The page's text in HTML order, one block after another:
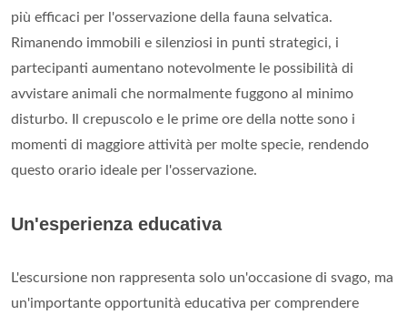
più efficaci per l'osservazione della fauna selvatica.
Rimanendo immobili e silenziosi in punti strategici, i
partecipanti aumentano notevolmente le possibilità di
avvistare animali che normalmente fuggono al minimo
disturbo. Il crepuscolo e le prime ore della notte sono i
momenti di maggiore attività per molte specie, rendendo
questo orario ideale per l'osservazione.
Un'esperienza educativa
L'escursione non rappresenta solo un'occasione di svago, ma
un'importante opportunità educativa per comprendere